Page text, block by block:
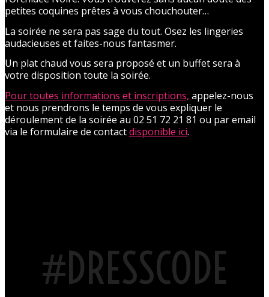
petites coquines prêtes à vous chouchouter…
La soirée ne sera pas sage du tout. Osez les lingeries
audacieuses et faites-nous fantasmer.
Un plat chaud vous sera proposé et un buffet sera à
votre disposition toute la soirée.
Pour toutes informations et inscriptions, appelez-nous
et nous prendrons le temps de vous expliquer le
déroulement de la soirée au 02 51 72 21 81 ou par email
via le formulaire de contactdisponible ici.
#DRESSCODE